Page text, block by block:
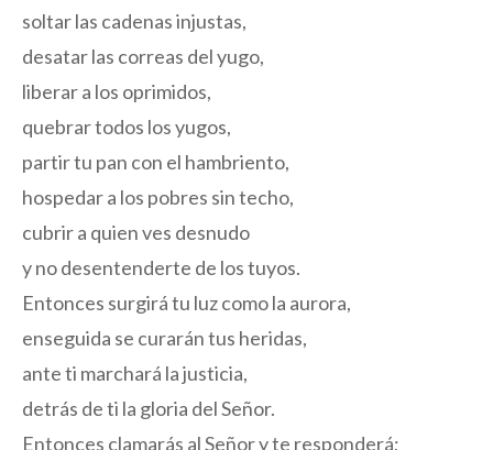
soltar las cadenas injustas,
desatar las correas del yugo,
liberar a los oprimidos,
quebrar todos los yugos,
partir tu pan con el hambriento,
hospedar a los pobres sin techo,
cubrir a quien ves desnudo
y no desentenderte de los tuyos.
Entonces surgirá tu luz como la aurora,
enseguida se curarán tus heridas,
ante ti marchará la justicia,
detrás de ti la gloria del Señor.
Entonces clamarás al Señor y te responderá;